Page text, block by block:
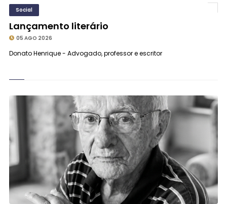
Social
Lançamento literário
05 AGO 2026
Donato Henrique - Advogado, professor e escritor